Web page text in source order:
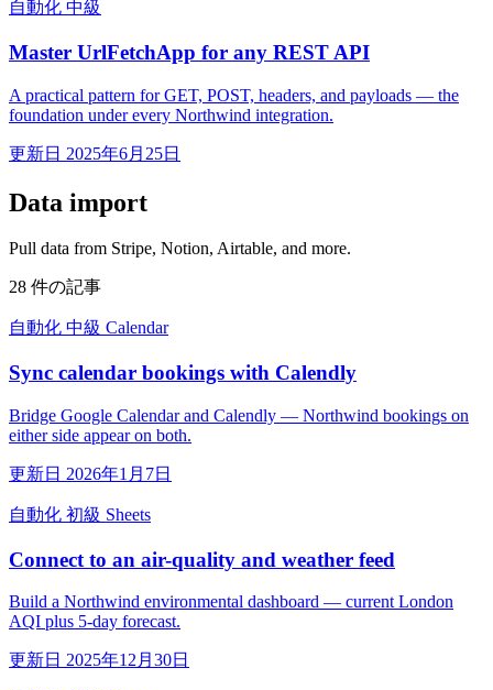
自動化 中級
Master UrlFetchApp for any REST API
A practical pattern for GET, POST, headers, and payloads — the
foundation under every Northwind integration.
更新日 2025年6月25日
Data import
Pull data from Stripe, Notion, Airtable, and more.
28 件の記事
自動化 中級 Calendar
Sync calendar bookings with Calendly
Bridge Google Calendar and Calendly — Northwind bookings on
either side appear on both.
更新日 2026年1月7日
自動化 初級 Sheets
Connect to an air-quality and weather feed
Build a Northwind environmental dashboard — current London
AQI plus 5-day forecast.
更新日 2025年12月30日